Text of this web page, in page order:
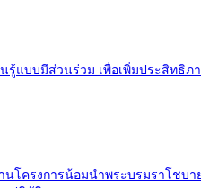
รู้แบบมีส่วนร่วม เพื่อเพิ่มประสิทธิภ
นโครงการน้อมนำพระบรมราโชบา